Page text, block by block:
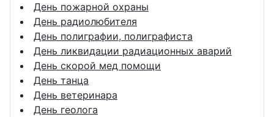
День пожарной охраны
День радиолюбителя
День полиграфии, полиграфиста
День ликвидации радиационных аварий
День скорой мед помощи
День танца
День ветеринара
День геолога